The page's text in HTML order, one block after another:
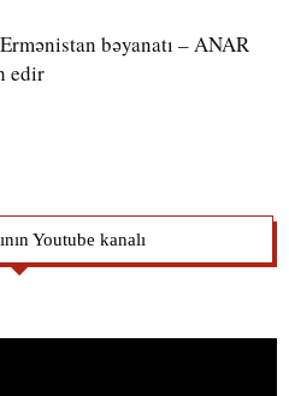
bəyanatı – ANAR
edir
Youtube kanalı